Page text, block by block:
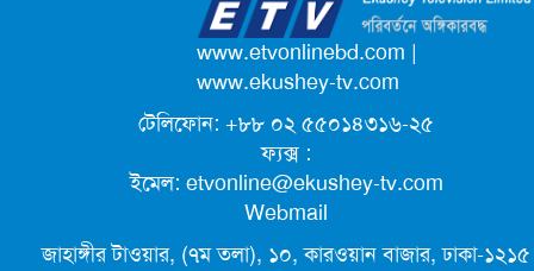
পদোন্নতি পেয়ে সচিব হলেন ২ কর্মকর্তা
লিগ্যাল এইডের মাধ্যমে সন্তান ফিরে পেল
সেই কিশোরী মা জুঁই
জেট ফুয়েলের দাম কমলো লিটারে ১৯ টাকা
www.etvonlinebd.com |
www.ekushey-tv.com
টেলিফোন: +৮৮ ০২ ৫৫০১৪৩১৬-২৫
ফ্যক্স :
ইমেল: etvonline@ekushey-tv.com
Webmail
জাহাঙ্গীর টাওয়ার, (৭ম তলা), ১০, কারওয়ান বাজার, ঢাকা-১২১৫